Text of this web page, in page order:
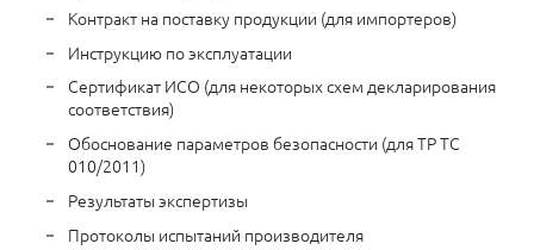
Контракт на поставку продукции (для импортеров)
Инструкцию по эксплуатации
Сертификат ИСО (для некоторых схем декларирования
соответствия)
Обоснование параметров безопасности (для ТР ТС
010/2011)
Результаты экспертизы
Протоколы испытаний производителя